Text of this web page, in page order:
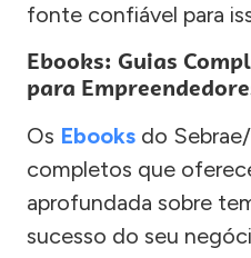
fonte confiável para
Ebooks: Guias
para
Os Ebooks do
completos que
aprofundada sobre
sucesso do seu